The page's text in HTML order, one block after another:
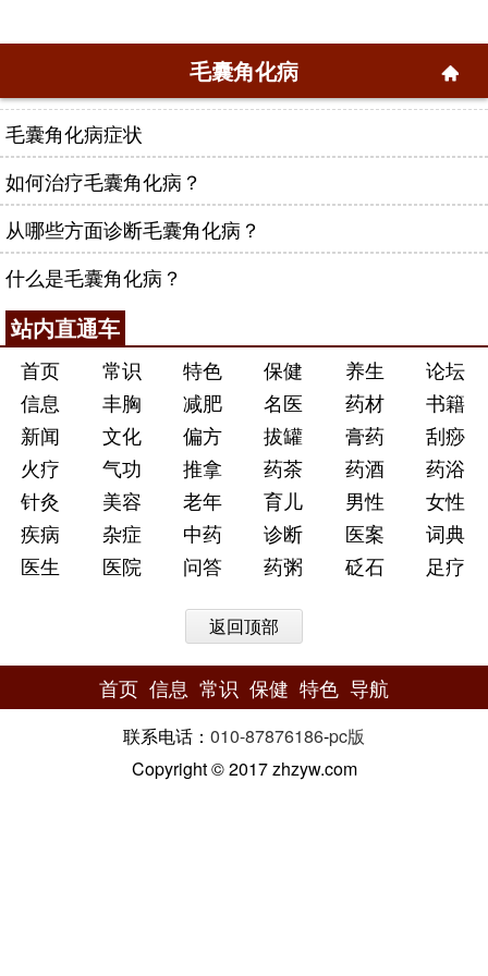
毛囊角化病
毛囊角化病症状
如何治疗毛囊角化病？
从哪些方面诊断毛囊角化病？
什么是毛囊角化病？
站内直通车
首页 常识 特色 保健 养生
论坛
信息
丰胸 减肥 名医 药材
书籍
新闻
文化 偏方 拔罐 膏药
刮痧
火疗
气功 推拿 药茶 药酒
药浴
针灸
美容 老年 育儿 男性
女性
疾病
杂症 中药 诊断 医案
词典
医生
医院 问答 药粥 砭石 足疗
返回顶部
首页 信息 常识 保健 特色 导航
联系电话： 010-87876186-pc版
Copyright © 2017 zhzyw.com